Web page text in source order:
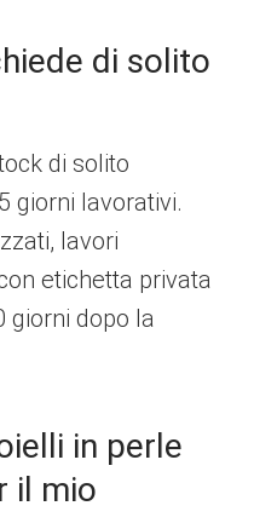
di solito
di solito
giorni lavorativi.
lavori
etichetta privata
giorni dopo la
in perle
il mio